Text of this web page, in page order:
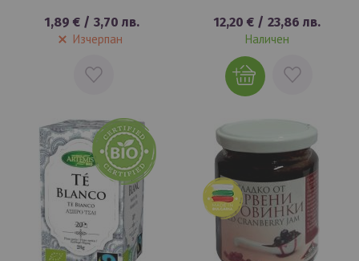
1,89 € / 3,70 лв.
Изчерпан
ДОБАВИ
ЛЮБИМИ
12,20 € / 23,86 лв.
Наличен
ДОБАВИ
ЛЮБИМИ